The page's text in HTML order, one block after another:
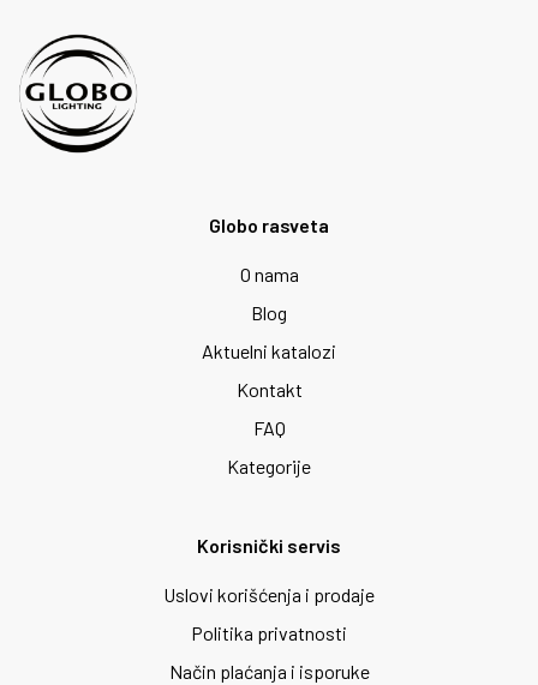
Globo rasveta
O nama
Blog
Aktuelni katalozi
Kontakt
FAQ
Kategorije
Korisnički servis
Uslovi korišćenja i prodaje
Politika privatnosti
Način plaćanja i isporuke